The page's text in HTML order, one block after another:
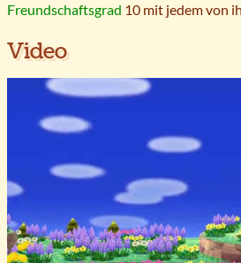
Freundschaftsgrad 10 mit jedem von
Video